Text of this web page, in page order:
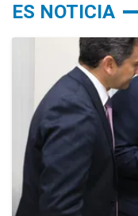
ES NOTICIA